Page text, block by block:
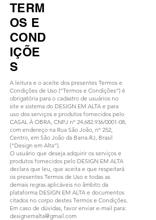
TERM
OS E
COND
IÇÕE
S
A leitura e o aceite dos presentes Termos e
Condições de Uso (“Termos e Condições”) é
obrigatória para o cadastro de usuários no
site e sistema do DESIGN EM ALTA e para
uso dos serviços e produtos fornecidos pelo
CASAL À OBRA, CNPJ nº 24.682.936/0001-08,
com endereço na Rua São João, nº 252,
Centro, em São João da Barra-RJ, Brasil
("Design em Alta”).
O usuário que deseja adquirir os serviços e
produtos fornecidos pelo DESIGN EM ALTA
declara que leu, que aceita e que respeitará
os presentes Termos de Uso e todas as
demais regras aplicáveis no âmbito da
plataforma DESIGN EM ALTA e documentos
citados no corpo destes Termos e Condições.
Em caso de dúvidas, favor enviar e-mail para:
designemalta@gmail.com